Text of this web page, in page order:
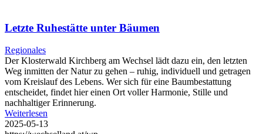
Letzte Ruhestätte unter Bäumen
Regionales
Der Klosterwald Kirchberg am Wechsel lädt dazu ein, den letzten
Weg inmitten der Natur zu gehen – ruhig, individuell und getragen
vom Kreislauf des Lebens. Wer sich für eine Baumbestattung
entscheidet, findet hier einen Ort voller Harmonie, Stille und
nachhaltiger Erinnerung.
Weiterlesen
2025-05-13